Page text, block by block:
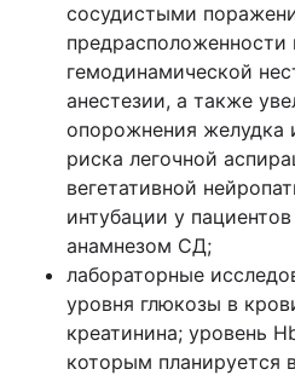
сосудистыми
предрасположенности
гемодинамической
анестезии, а также
опорожнения желудка
риска легочной
вегетативной
интубации у
анамнезом СД;
лабораторные
уровня глюкозы в
креатинина; уровень
которым планируется